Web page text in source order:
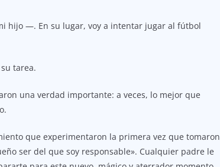
hijo —. En su lugar, voy a intentar jugar al fútbol
tarea.
una verdad importante: a veces, lo mejor que
que experimentaron la primera vez que tomaron
ser del que soy responsable». Cualquier padre le